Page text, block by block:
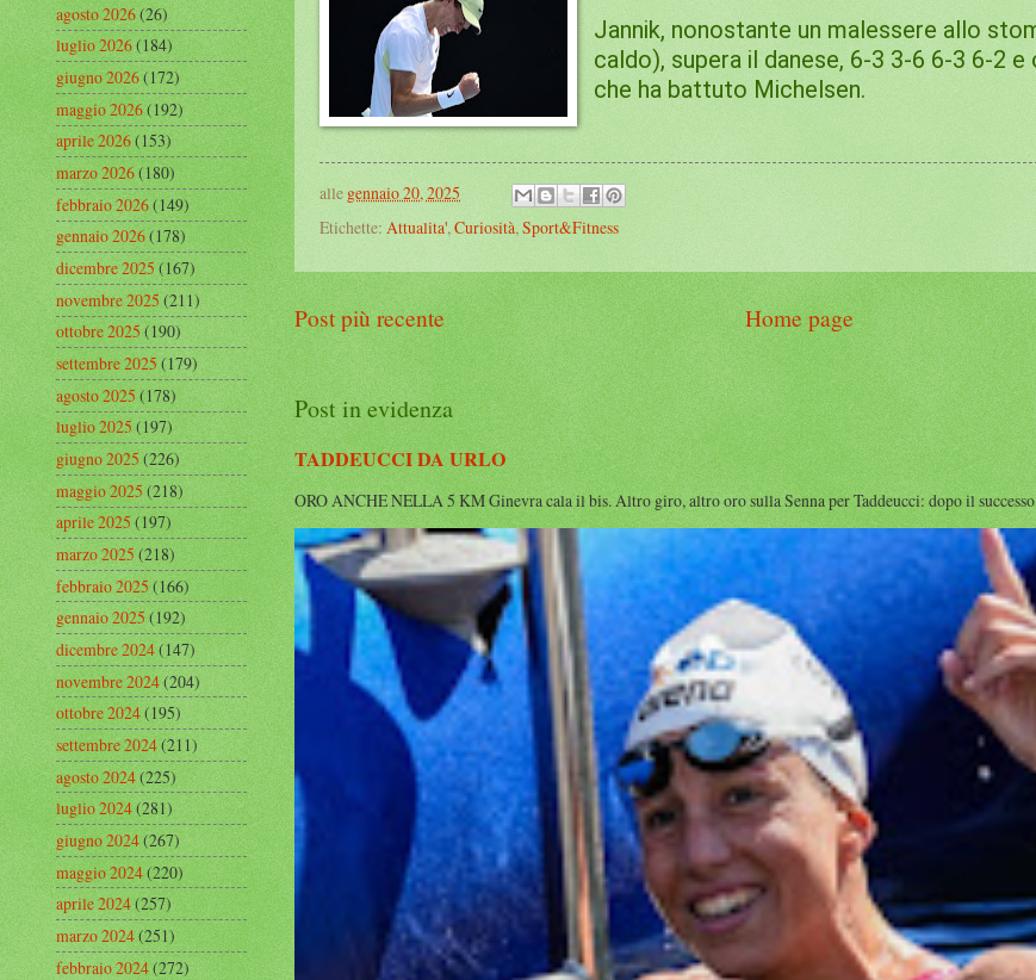
Jannik, nonostante un malessere allo
caldo), supera il danese, 6-3 3-6 6-3 6-2
che ha battuto Michelsen.
alle gennaio 20, 2025
Etichette: Attualita',Curiosità,Sport&Fitness
Post più recente Home page
Post in evidenza
TADDEUCCI DA URLO
ORO ANCHE NELLA 5 KM Ginevra cala il bis. Altro giro, altro oro sulla Senna per Taddeucci: dopo il
agosto 2026(26)
luglio 2026(184)
giugno 2026(172)
maggio 2026(192)
aprile 2026(153)
marzo 2026(180)
febbraio 2026(149)
gennaio 2026(178)
dicembre 2025(167)
novembre 2025(211)
ottobre 2025(190)
settembre 2025(179)
agosto 2025(178)
luglio 2025(197)
giugno 2025(226)
maggio 2025(218)
aprile 2025(197)
marzo 2025(218)
febbraio 2025(166)
gennaio 2025(192)
dicembre 2024(147)
novembre 2024(204)
ottobre 2024(195)
settembre 2024(211)
agosto 2024(225)
luglio 2024(281)
giugno 2024(267)
maggio 2024(220)
aprile 2024(257)
marzo 2024(251)
febbraio 2024(272)